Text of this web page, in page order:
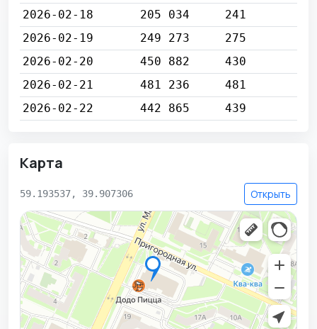
2026-02-18
205 034
241
2026-02-19
249 273
275
2026-02-20
450 882
430
2026-02-21
481 236
481
2026-02-22
442 865 439
Карта
59.193537, 39.907306 Открыть